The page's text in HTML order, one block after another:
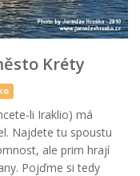
Kréty
li Iraklio) má
Najdete tu spoustu
ale prim hrají
Pojďme si tedy